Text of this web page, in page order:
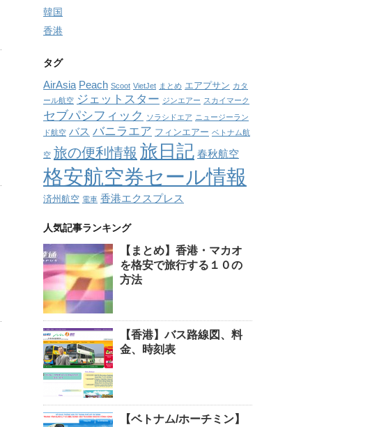
韓国
香港
タグ
AirAsia Peach Scoot VietJet まとめ エアプサン カタ
ール航空 ジェットスター ジンエアー スカイマーク
セブパシフィック ソラシドエア ニュージーラン
ド航空 バス バニラエア フィンエアー ベトナム航
空 旅の便利情報 旅日記 春秋航空
格安航空券セール情報
済州航空 電車 香港エクスプレス
人気記事ランキング
【まとめ】香港・マカオ
を格安で旅行する１０の
方法
【香港】バス路線図、料
金、時刻表
【ベトナム/ホーチミン】